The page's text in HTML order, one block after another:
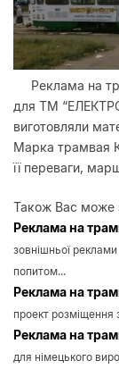
Реклама на
для ТМ
виготовляли
Марка трамвая
її переваги,
Також Вас може
Реклама на
зовнішньої
попитом...
Реклама на
проект розміщення
Реклама на
для німецького